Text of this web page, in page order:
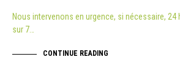
Nous intervenons en urgence, si nécessaire, 24
sur 7…
CONTINUE READING